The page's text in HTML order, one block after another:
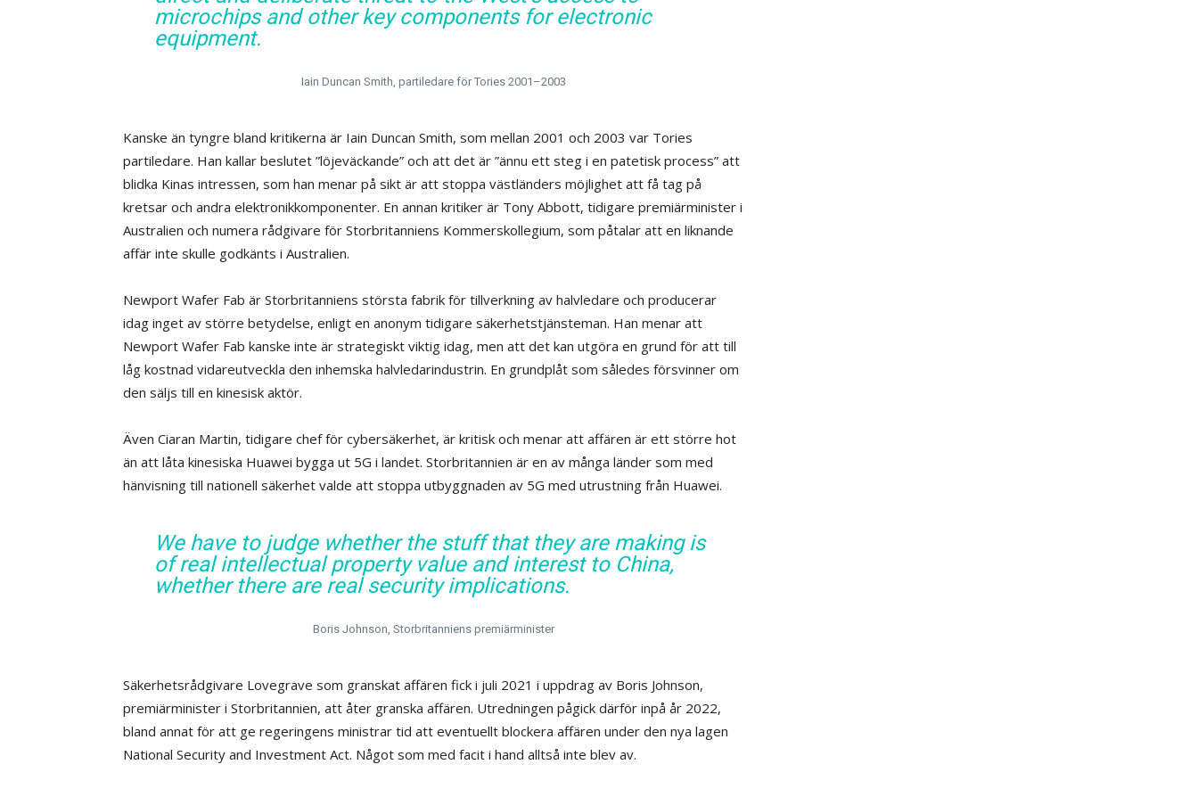
microchips and other key components for electronic
equipment.
Iain Duncan Smith, partiledare för Tories 2001–2003
Kanske än tyngre bland kritikerna är Iain Duncan Smith, som mellan 2001 och 2003 var Tories
partiledare. Han kallar beslutet ”löjeväckande” och att det är ”ännu ett steg i en patetisk process” att
blidka Kinas intressen, som han menar på sikt är att stoppa västländers möjlighet att få tag på
kretsar och andra elektronikkomponenter. En annan kritiker är Tony Abbott, tidigare premiärminister i
Australien och numera rådgivare för Storbritanniens Kommerskollegium, som påtalar att en liknande
affär inte skulle godkänts i Australien.
Newport Wafer Fab är Storbritanniens största fabrik för tillverkning av halvledare och producerar
idag inget av större betydelse, enligt en anonym tidigare säkerhetstjänsteman. Han menar att
Newport Wafer Fab kanske inte är strategiskt viktig idag, men att det kan utgöra en grund för att till
låg kostnad vidareutveckla den inhemska halvledarindustrin. En grundplåt som således försvinner om
den säljs till en kinesisk aktör.
Även Ciaran Martin, tidigare chef för cybersäkerhet, är kritisk och menar att affären är ett större hot
än att låta kinesiska Huawei bygga ut 5G i landet. Storbritannien är en av många länder som med
hänvisning till nationell säkerhet valde att stoppa utbyggnaden av 5G med utrustning från Huawei.
We have to judge whether the stuff that they are making is
of real intellectual property value and interest to China,
whether there are real security implications.
Boris Johnson, Storbritanniens premiärminister
Säkerhetsrådgivare Lovegrave som granskat affären fick i juli 2021 i uppdrag av Boris Johnson,
premiärminister i Storbritannien, att åter granska affären. Utredningen pågick därför inpå år 2022,
bland annat för att ge regeringens ministrar tid att eventuellt blockera affären under den nya lagen
National Security and Investment Act. Något som med facit i hand alltså inte blev av.